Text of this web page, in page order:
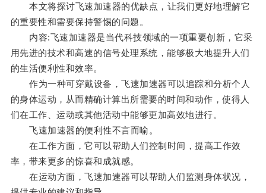
本文将探讨飞速加速器的优缺点，让我们更好地理解它
的重要性和需要保持警惕的问题。
内容:飞速加速器是当代科技领域的一项重要创新，它采
用先进的技术和高速的信号处理系统，能够极大地提升人们
的生活便利性和效率。
作为一种可穿戴设备，飞速加速器可以追踪和分析个人
的身体运动，从而精确计算出所需要的时间和动作，使得人
们在工作、运动或其他活动中能够更加高效地进行。
飞速加速器的便利性不言而喻。
在工作方面，它可以帮助人们控制时间，提高工作效
率，带来更多的惊喜和成就感。
在运动方面，飞速加速器可以帮助人们监测身体状况，